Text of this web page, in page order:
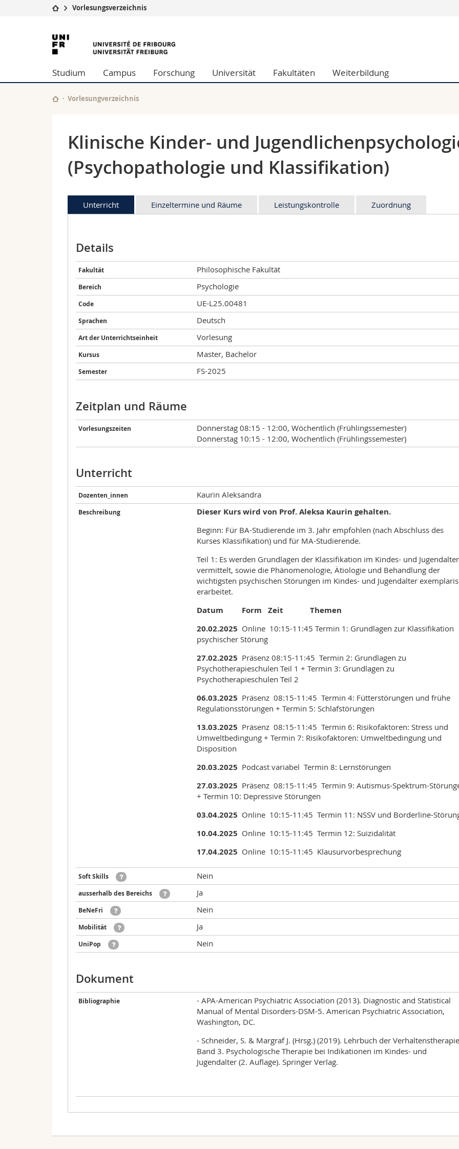
Universität
Studium
Forschung
Universität
Weiterbildung
Wirtschafts- und Sozialwissenschaftliche Fak.
Philosophische Fak.
Forschende
Vorlesungsverzeichnis
Universität
Freiburg
Studium Campus Forschung Universität Fakultäten Weiterbildung
Vorlesungverzeichnis
Klinische Kinder- und
(Psychopathologie und Klassifikation)
Unterricht Einzeltermine und Räume Leistungskontrolle Zuordnung
Details
Fakultät Philosophische Fakultät
Bereich Psychologie
Code UE-L25.00481
Sprachen Deutsch
Art der Unterrichtseinheit Vorlesung
Kursus Master, Bachelor
Semester FS-2025
Zeitplan und Räume
Vorlesungszeiten
Donnerstag 08:15 - 12:00, Wöchentlich (Frühlingssemester)
Donnerstag 10:15 - 12:00, Wöchentlich (Frühlingssemester)
Unterricht
Dozenten_innen Kaurin Aleksandra
Beschreibung Dieser Kurs wird von Prof. Aleksa Kaurin gehalten.
Beginn: Für BA-Studierende im 3. Jahr empfohlen (nach Abschluss des
Kurses Klassifikation) und für MA-Studierende.
Teil 1: Es werden Grundlagen der Klassifikation im Kindes- und Jugendalter
vermittelt, sowie die Phänomenologie, Ätiologie und Behandlung der
wichtigsten psychischen Störungen im Kindes- und Jugendalter
erarbeitet.
Datum Form Zeit Themen
20.02.2025 Online 10:15-11:45 Termin 1: Grundlagen zur Klassifikation
psychischer Störung
27.02.2025 Präsenz 08:15-11:45 Termin 2: Grundlagen zu
Psychotherapieschulen Teil 1 + Termin 3: Grundlagen zu
Psychotherapieschulen Teil 2
06.03.2025 Präsenz 08:15-11:45 Termin 4: Fütterstörungen und frühe
Regulationsstörungen + Termin 5: Schlafstörungen
13.03.2025 Präsenz 08:15-11:45 Termin 6: Risikofaktoren: Stress und
Umweltbedingung + Termin 7: Risikofaktoren: Umweltbedingung und
Disposition
20.03.2025 Podcast variabel Termin 8: Lernstörungen
27.03.2025 Präsenz 08:15-11:45 Termin 9: Autismus-Spektrum-
+ Termin 10: Depressive Störungen
03.04.2025 Online 10:15-11:45 Termin 11: NSSV und Borderline-
10.04.2025 Online 10:15-11:45 Termin 12: Suizidalität
17.04.2025 Online 10:15-11:45 Klausurvorbesprechung
Soft Skills Nein
ausserhalb des Bereichs Ja
BeNeFri Nein
Mobilität Ja
UniPop Nein
Dokument
Bibliographie
- APA-American Psychiatric Association (2013). Diagnostic and Statistical
Manual of Mental Disorders-DSM-5. American Psychiatric Association,
Washington, DC.
- Schneider, S. & Margraf J. (Hrsg.) (2019). Lehrbuch der
Band 3. Psychologische Therapie bei Indikationen im Kindes- und
Jugendalter (2. Auflage). Springer Verlag.